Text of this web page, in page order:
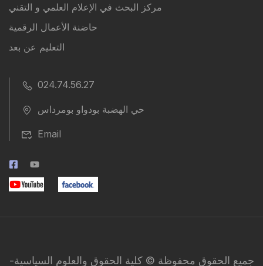
مركز البحث في الإعلام العلمي و التقني
حاضنة الأعمال الرقمية
التعليم عن بعد
024.74.56.27
حي الهضبة بودواو بومرداس
Email
جميع الحقوق محفوظة © كلية الحقوق والعلوم السياسية-